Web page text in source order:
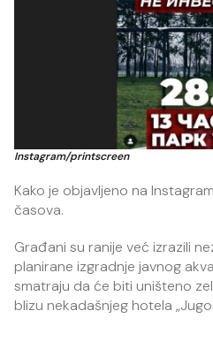
Instagram/printscreen
Kako je objavljeno na
časova.
Građani su ranije već izrazili
planirane izgradnje javnog
smatraju da će biti uništeno
blizu nekadašnjeg hotela